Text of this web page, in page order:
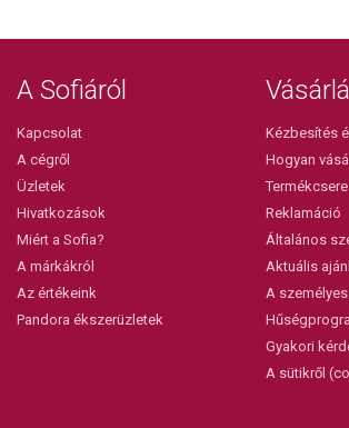
A Sofiáról
Kapcsolat
A cégről
Üzletek
Hivatkozások
Miért a Sofia?
A márkákról
Az értékeink
Pandora ékszerüzletek
Kézbesítés
Hogyan
Reklamáció
Általános
Aktuális
A
Gyakori
A sütikről